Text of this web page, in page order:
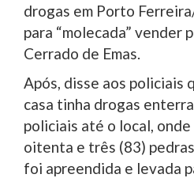
drogas em Porto
para “molecada” vender
Cerrado de Emas.
Após, disse aos policiais
casa tinha drogas
policiais até o local,
oitenta e três (83)
foi apreendida e levada